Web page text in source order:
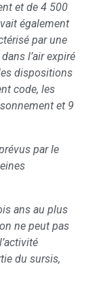
et de 4 500
également
par une
l’air expiré
dispositions
code, les
et 9
par le
ans au plus
ne peut pas
du sursis,